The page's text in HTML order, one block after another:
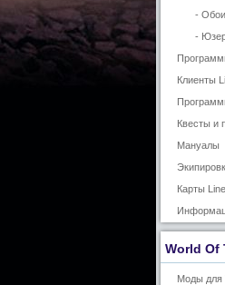
-
-
Клиенты
Квесты и
Мануалы
Карты
World Of
Моды для